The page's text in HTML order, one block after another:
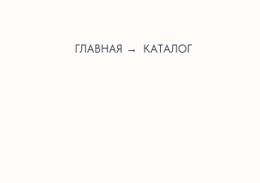
ГЛАВНАЯ → КАТАЛОГ